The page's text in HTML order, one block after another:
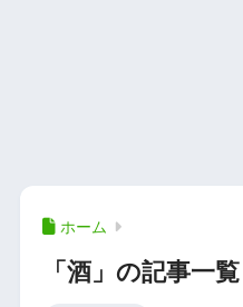
ホーム
「酒」の記事一覧